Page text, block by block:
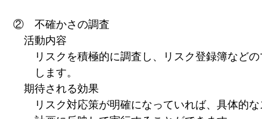
②　不確かさの調査
活動内容
リスクを積極的に調査し、リスク登録簿などの
します。
期待される効果
リスク対応策が明確になっていれば、具体的な